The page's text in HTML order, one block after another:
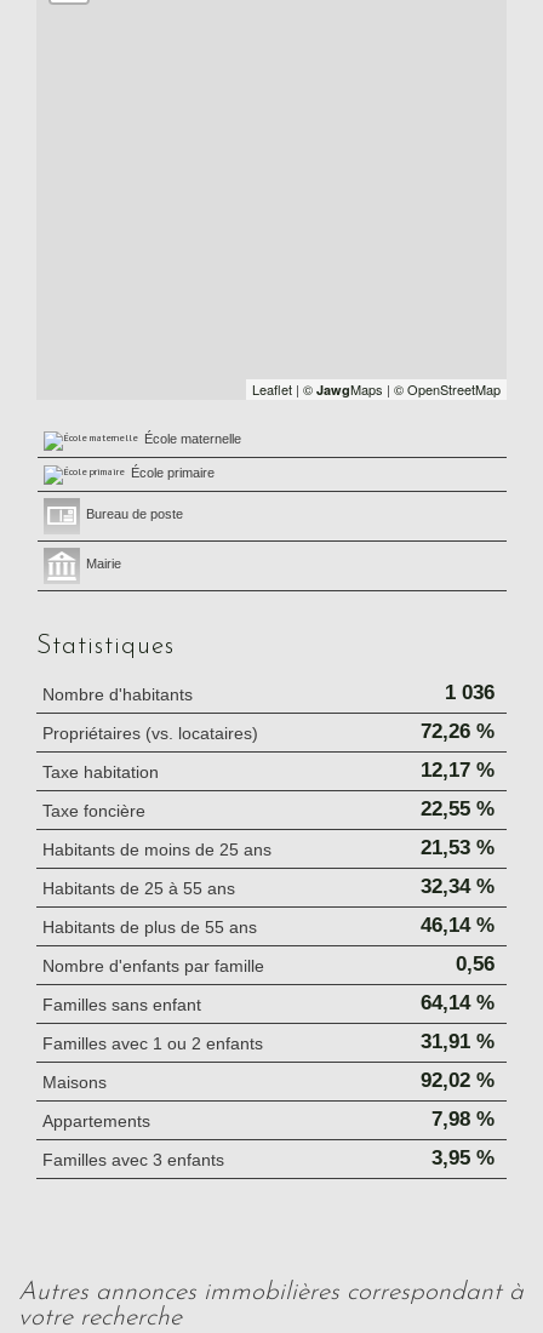
Leaflet | © JawgMaps | © OpenStreetMap
École maternelle
École primaire
Bureau de poste
Mairie
Statistiques
Nombre d'habitants 1 036
Propriétaires (vs. locataires) 72,26 %
Taxe habitation 12,17 %
Taxe foncière 22,55 %
Habitants de moins de 25 ans 21,53 %
Habitants de 25 à 55 ans 32,34 %
Habitants de plus de 55 ans 46,14 %
Nombre d'enfants par famille 0,56
Familles sans enfant 64,14 %
Familles avec 1 ou 2 enfants 31,91 %
Maisons 92,02 %
Appartements 7,98 %
Familles avec 3 enfants 3,95 %
autres annonces immobilières correspondant à
votre recherche